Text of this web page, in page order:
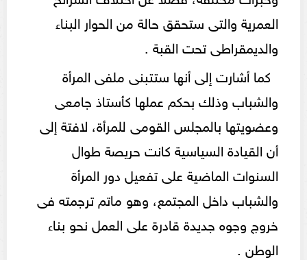
العمرية والتى ستحقق حالة من الحوار البناء
والديمقراطى تحت القبة .
كما أشارت إلى أنها ستتبنى ملفى المرأة
والشباب وذلك بحكم عملها كأستاذ جامعى
وعضويتها بالمجلس القومى للمرأة، لافتة إلى
أن القيادة السياسية كانت حريصة طوال
السنوات الماضية على تفعيل دور المرأة
والشباب داخل المجتمع، وهو ماتم ترجمته فى
خروج وجوه جديدة قادرة على العمل نحو بناء
الوطن .